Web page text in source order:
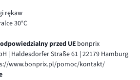
rękaw
30°C
przed UE bonprix
| Haldesdorfer Straße 61 | 22179 Hamburg
www.bonprix.pl/pomoc/kontakt/